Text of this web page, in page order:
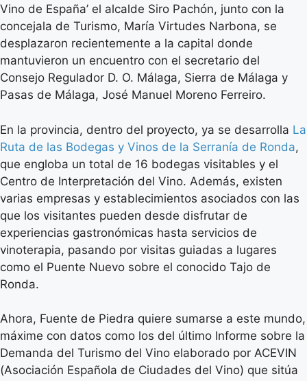
Vino de España’ el alcalde Siro Pachón, junto con la
concejala de Turismo, María Virtudes Narbona, se
desplazaron recientemente a la capital donde
mantuvieron un encuentro con el secretario del
Consejo Regulador D. O. Málaga, Sierra de Málaga y
Pasas de Málaga, José Manuel Moreno Ferreiro.
En la provincia, dentro del proyecto, ya se desarrolla La
Ruta de las Bodegas y Vinos de la Serranía de Ronda,
que engloba un total de 16 bodegas visitables y el
Centro de Interpretación del Vino. Además, existen
varias empresas y establecimientos asociados con las
que los visitantes pueden desde disfrutar de
experiencias gastronómicas hasta servicios de
vinoterapia, pasando por visitas guiadas a lugares
como el Puente Nuevo sobre el conocido Tajo de
Ronda.
Ahora, Fuente de Piedra quiere sumarse a este mundo,
máxime con datos como los del último Informe sobre la
Demanda del Turismo del Vino elaborado por ACEVIN
(Asociación Española de Ciudades del Vino) que sitúa